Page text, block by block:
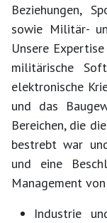
Beziehungen,
sowie Militär-
Unsere
militärische
elektronische
und das
Bereichen, die
bestrebt war
und eine
Management
Industrie